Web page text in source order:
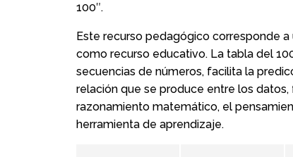
100″.
Este recurso pedagógico corresponde
como recurso educativo. La tabla del
secuencias de números, facilita la
relación que se produce entre los
razonamiento matemático, el
herramienta de aprendizaje.